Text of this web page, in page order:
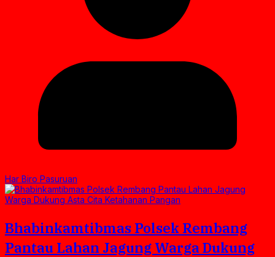
Har Biro Pasuruan
Bhabinkamtibmas Polsek Rembang
Pantau Lahan Jagung Warga Dukung